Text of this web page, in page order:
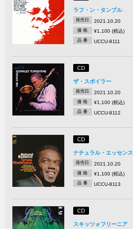
ラフ・ン・タンブル
発売日 2021.10.20
価 格 ¥1,100 (税込)
品 番 UCCU-8111
CD
ザ・スポイラー
発売日 2021.10.20
価 格 ¥1,100 (税込)
品 番 UCCU-8112
CD
ナチュラル・エッセンス
発売日 2021.10.20
価 格 ¥1,100 (税込)
品 番 UCCU-8113
CD
スキッツォフリーニア